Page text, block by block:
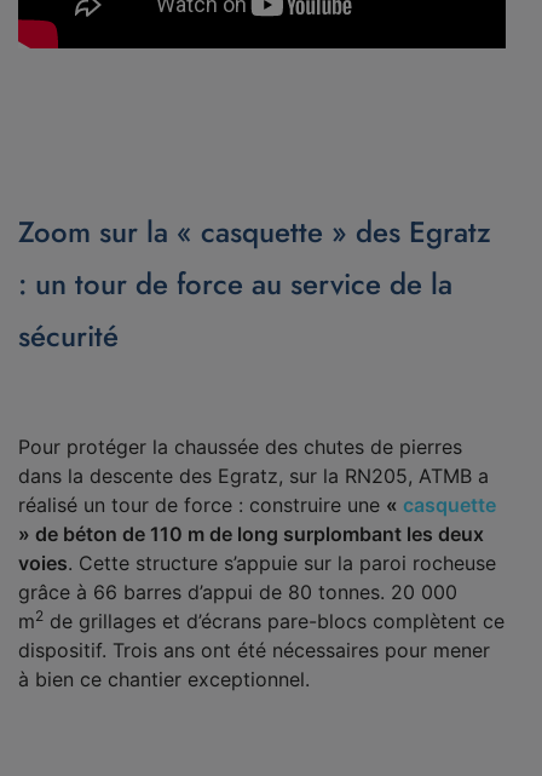
Zoom sur la « casquette » des Egratz
: un tour de force au service de la
sécurité
Pour protéger la chaussée des chutes de pierres
dans la descente des Egratz, sur la RN205, ATMB a
réalisé un tour de force : construire une « casquette
» de béton de 110 m de long surplombant les deux
voies. Cette structure s’appuie sur la paroi rocheuse
grâce à 66 barres d’appui de 80 tonnes. 20 000
m2 de grillages et d’écrans pare-blocs complètent ce
dispositif. Trois ans ont été nécessaires pour mener
à bien ce chantier exceptionnel.